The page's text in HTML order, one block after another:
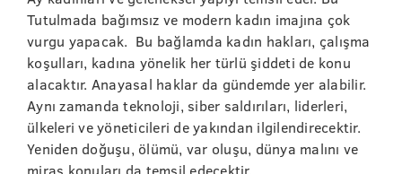
Tutulmada bağımsız ve modern kadın imajına çok
vurgu yapacak. Bu bağlamda kadın hakları, çalışma
koşulları, kadına yönelik her türlü şiddeti de konu
alacaktır. Anayasal haklar da gündemde yer alabilir.
Aynı zamanda teknoloji, siber saldırıları, liderleri,
ülkeleri ve yöneticileri de yakından ilgilendirecektir.
Yeniden doğuşu, ölümü, var oluşu, dünya malını ve
miras konuları da temsil edecektir.